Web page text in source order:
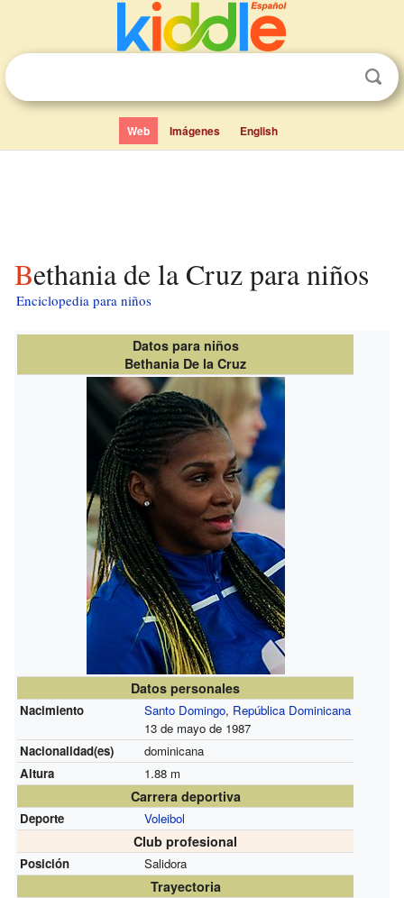
Web Imágenes English
Bethania de la Cruz para niños
Enciclopedia para niños
Datos para niños
Bethania De la Cruz
Datos personales
Nacimiento Santo Domingo, República Dominicana
13 de mayo de 1987
Nacionalidad(es)
dominicana
Altura
1.88 m
Carrera deportiva
Deporte Voleibol
Club profesional
Posición Salidora
Trayectoria